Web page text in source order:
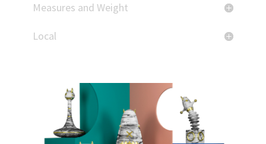
Measures and Weight
Local